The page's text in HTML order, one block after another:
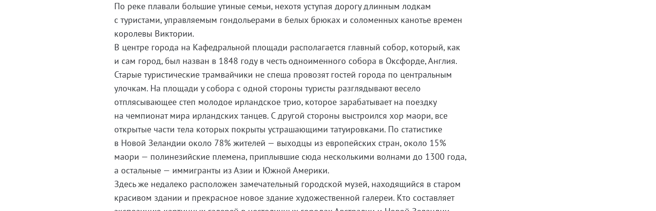
По реке плавали большие утиные семьи, нехотя уступая дорогу длинным лодкам
с туристами, управляемым гондольерами в белых брюках и соломенных канотье времен
королевы Виктории.
В центре города на Кафедральной площади располагается главный собор, который, как
и сам город, был назван в 1848 году в честь одноименного собора в Оксфорде, Англия.
Старые туристические трамвайчики не спеша провозят гостей города по центральным
улочкам. На площади у собора с одной стороны туристы разглядывают весело
отплясывающее степ молодое ирландское трио, которое зарабатывает на поездку
на чемпионат мира ирландских танцев. С другой стороны выстроился хор маори, все
открытые части тела которых покрыты устрашающими татуировками. По статистике
в Новой Зеландии около 78% жителей — выходцы из европейских стран, около 15%
маори — полинезийские племена, приплывшие сюда несколькими волнами до 1300 года,
а остальные — иммигранты из Азии и Южной Америки.
Здесь же недалеко расположен замечательный городской музей, находящийся в старом
красивом здании и прекрасное новое здание художественной галереи. Кто составляет